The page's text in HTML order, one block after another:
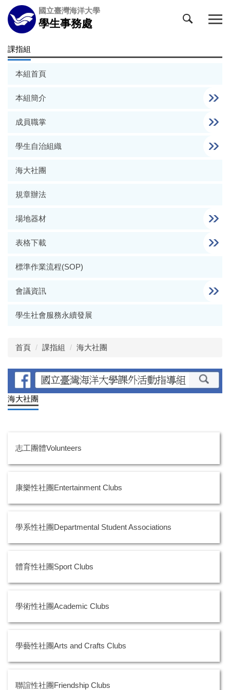
跳
到
主
內
國立臺灣海洋大學
學生事務處
課指組
本組首頁
本組簡介
成員職掌
學生自治組織
海大社團
規章辦法
場地器材
表格下載
標準作業流程(SOP)
會議資訊
學生社會服務永續發展
首頁 課指組 海大社團
海大社團
志工團體Volunteers
康樂性社團Entertainment Clubs
學系性社團Departmental Student Associations
體育性社團Sport Clubs
學術性社團Academic Clubs
學藝性社團Arts and Crafts Clubs
聯誼性社團Friendship Clubs